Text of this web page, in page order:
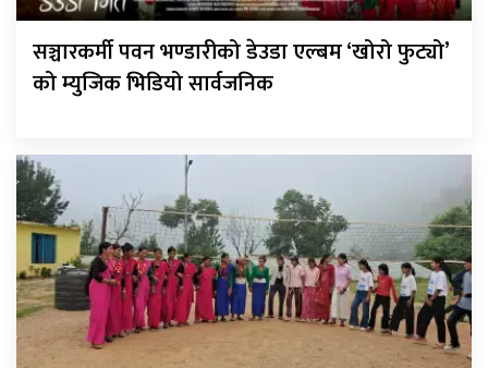
सञ्चारकर्मी पवन भण्डारीको डेउडा एल्बम ‘खोरो फुट्यो’
को म्युजिक भिडियो सार्वजनिक